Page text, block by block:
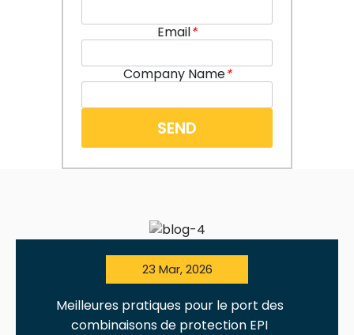
Email*
Company Name*
23 Mar, 2026
Meilleures pratiques pour le port des
combinaisons de protection EPI